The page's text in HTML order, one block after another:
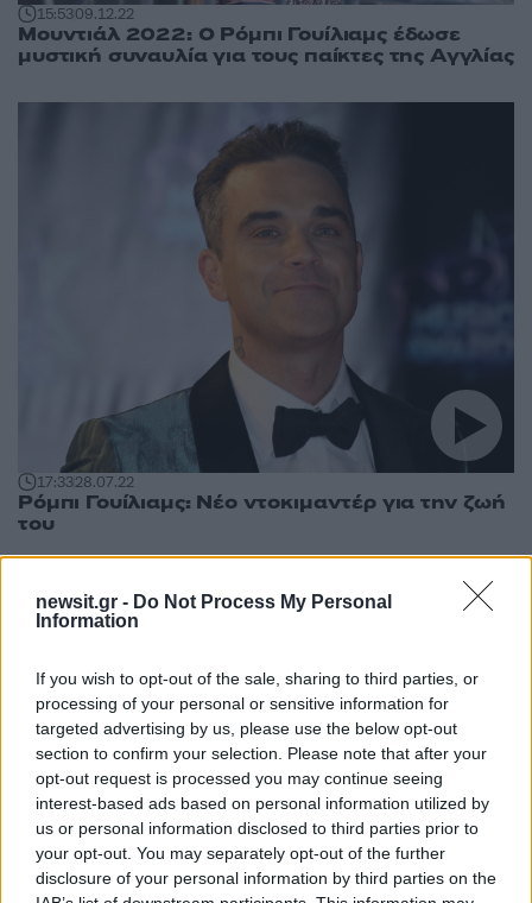
newsit.gr - Do Not Process My Personal
Information
If you wish to opt-out of the sale, sharing to third parties, or
processing of your personal or sensitive information for
targeted advertising by us, please use the below opt-out
section to confirm your selection. Please note that after your
opt-out request is processed you may continue seeing
interest-based ads based on personal information utilized by
us or personal information disclosed to third parties prior to
your opt-out. You may separately opt-out of the further
disclosure of your personal information by third parties on the
15:5309.12.22
Μουντιάλ 2022: Ο Ρόμπι Γουίλιαμς έδωσε
μυστική συναυλία για τους παίκτες της Αγγλίας
17:3328.07.22
Ρόμπι Γουίλιαμς: Νέο ντοκιμαντέρ για την ζωή
του
20:0506.07.21
O Robbie Williams στη
Μύκονο - Ο απόλυτος
ποπ σταρ παρτάρει
στο νησί των ανέμων
10:49 11.01.16
Θεσσαλονίκη: Τοπίο
στην ομίχλη –
Προβλήματα στο
αεροδρόμιο
Μακεδονία!